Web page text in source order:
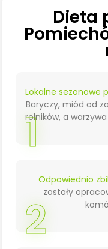
Dieta
Lokalne sezonowe
Baryczy, miód od
rolników, a
1
Odpowiednio
zostały
2